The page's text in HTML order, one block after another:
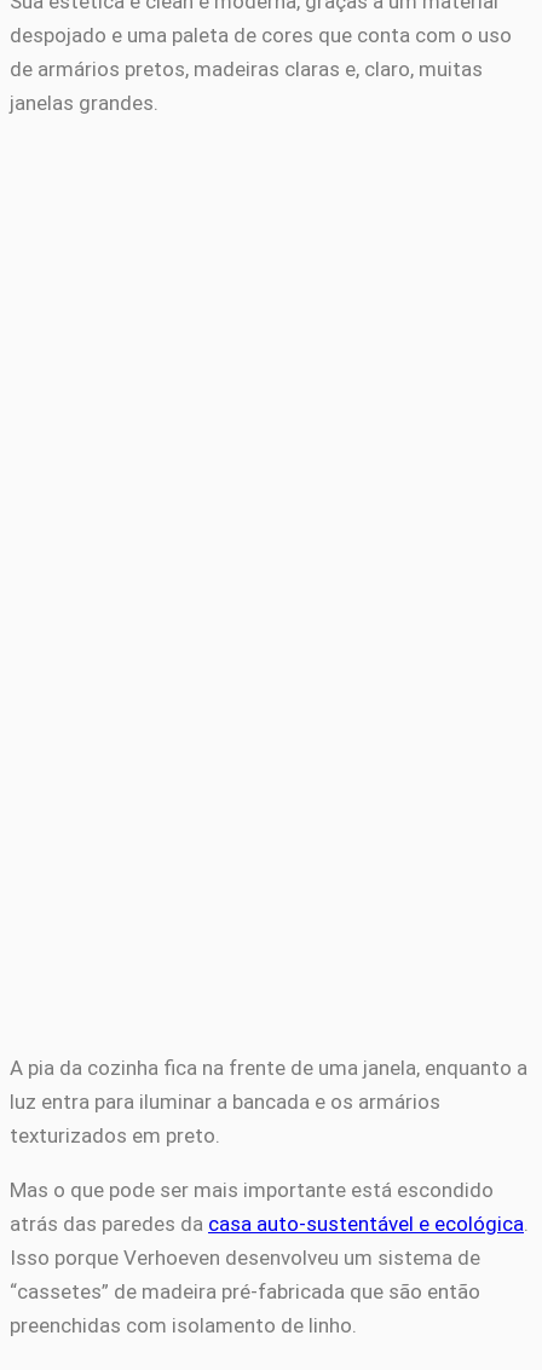
despojado e uma paleta de cores que conta com o uso
de armários pretos, madeiras claras e, claro, muitas
janelas grandes.
A pia da cozinha fica na frente de uma janela, enquanto a
luz entra para iluminar a bancada e os armários
texturizados em preto.
Mas o que pode ser mais importante está escondido
atrás das paredes da casa auto-sustentável e ecológica
Isso porque Verhoeven desenvolveu um sistema de
“cassetes” de madeira pré-fabricada que são então
preenchidas com isolamento de linho.